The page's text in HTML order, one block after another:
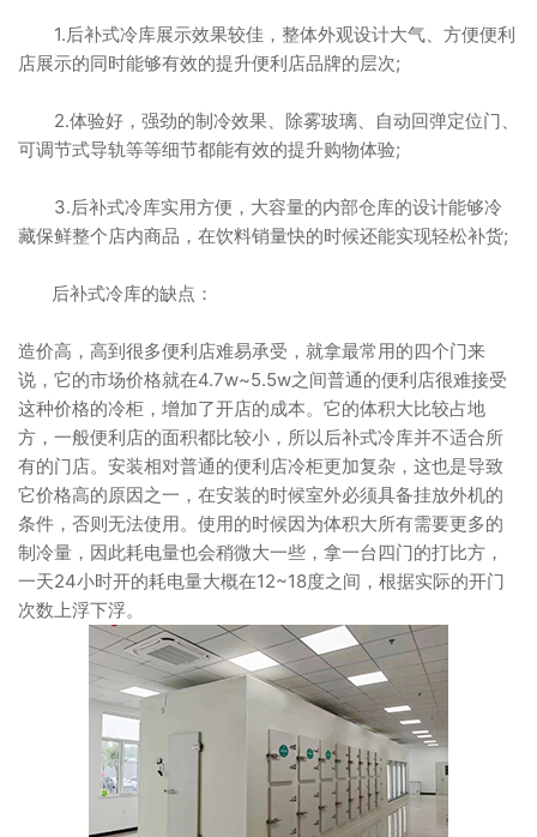
1.后补式冷库展示效果较佳，整体外观设计大气、方便便利
店展示的同时能够有效的提升便利店品牌的层次;
2.体验好，强劲的制冷效果、除雾玻璃、自动回弹定位门、
可调节式导轨等等细节都能有效的提升购物体验;
3.后补式冷库实用方便，大容量的内部仓库的设计能够冷
藏保鲜整个店内商品，在饮料销量快的时候还能实现轻松补货;
后补式冷库的缺点：
造价高，高到很多便利店难易承受，就拿最常用的四个门来
说，它的市场价格就在4.7w~5.5w之间普通的便利店很难接受
这种价格的冷柜，增加了开店的成本。它的体积大比较占地
方，一般便利店的面积都比较小，所以后补式冷库并不适合所
有的门店。安装相对普通的便利店冷柜更加复杂，这也是导致
它价格高的原因之一，在安装的时候室外必须具备挂放外机的
条件，否则无法使用。使用的时候因为体积大所有需要更多的
制冷量，因此耗电量也会稍微大一些，拿一台四门的打比方，
一天24小时开的耗电量大概在12~18度之间，根据实际的开门
次数上浮下浮。